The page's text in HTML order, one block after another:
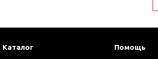
Каталог Помощь